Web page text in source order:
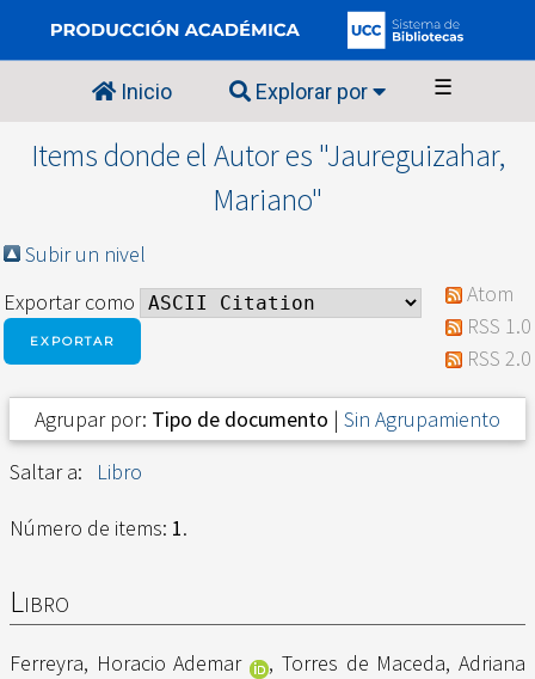
Inicio Explorar por ☰
Items donde el Autor es "Jaureguizahar,
Mariano"
Subir un nivel
Exportar como
Atom
RSS 1.0
RSS 2.0
Agrupar por: Tipo de documento | Sin Agrupamiento
Saltar a:
Libro
Número de items: 1.
Libro
Ferreyra, Horacio Ademar , Torres de Maceda, Adriana